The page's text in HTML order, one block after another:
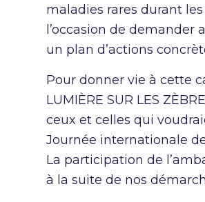
maladies rares durant
l’occasion de
un plan d’actions
Pour donner vie à cette
LUMIÈRE SUR LES
ceux et celles qui
Journée internationale
La participation de
à la suite de nos